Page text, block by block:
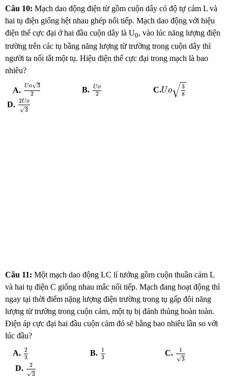
Câu 10: Mạch dao động điện từ gồm cuộn dây có độ tự cảm L và
hai tụ điện giống hệt nhau ghép nối tiếp. Mạch dao động với hiệu
điện thế cực đại ở hai đầu cuộn dây là U0, vào lúc năng lượng điện
trường trên các tụ bằng năng lượng từ trường trong cuộn dây thì
người ta nối tắt một tụ. Hiệu điện thế cực đại trong mạch là bao
nhiêu?
A. Uo√3
2
Uo 32
B. Uo
2
Uo
C.Uo√ 3
8
8
D. 2Uo
√3
2Uo3
Câu 11: Một mạch dao động LC lí tưởng gồm cuộn thuần cảm L
và hai tụ điện C giống nhau mắc nối tiếp. Mạch đang hoạt động thì
ngay tại thời điểm nặng lượng điện trường trong tụ gấp đôi năng
lượng từ trường trong cuộn cảm, một tụ bị đánh thủng hoàn toàn.
Điện áp cực đại hai đầu cuộn cảm đó sẽ bằng bao nhiêu lần so với
lúc đầu?
A. 2
3
23
B.
1
3
1
C.
1
√3
3
D.
2
√3
3